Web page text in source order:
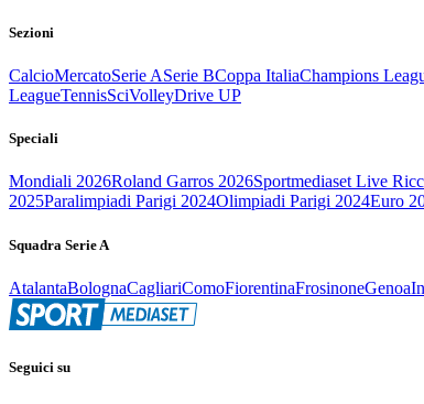
Sezioni
CalcioMercatoSerie ASerie BCoppa ItaliaChampions
LeagueTennisSciVolleyDrive UP
Speciali
Mondiali 2026Roland Garros 2026Sportmediaset Live
2025Paralimpiadi Parigi 2024Olimpiadi Parigi 2024Euro
Squadra Serie A
AtalantaBolognaCagliariComoFiorentinaFrosinoneGenoa
Seguici su